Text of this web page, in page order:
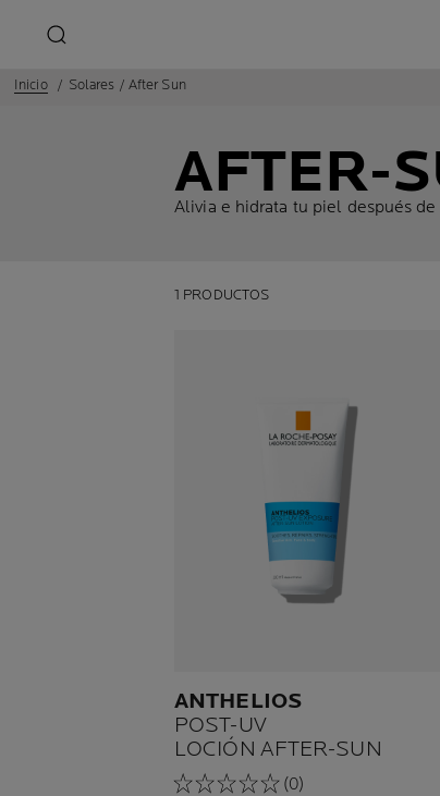
Inicio Solares / After Sun
AFTER-
Alivia e hidrata tu piel después
1 PRODUCTOS
ANTHELIOS
POST-UV
LOCIÓN AFTER-SUN
(0)